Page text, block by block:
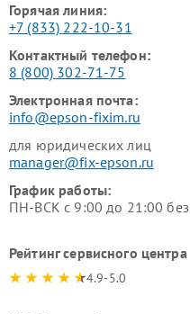
Горячая линия:
+7 (833) 222-10-31
Контактный телефон:
8 (800) 302-71-75
Электронная почта:
info@epson-fixim.ru
для юридических лиц
manager@fix-epson.ru
График работы:
ПН-ВСК с 9:00 до 21:00
Рейтинг сервисного центра
4.9-5.0